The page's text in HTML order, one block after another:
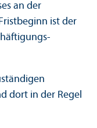
an der
ist der
dort in der Regel